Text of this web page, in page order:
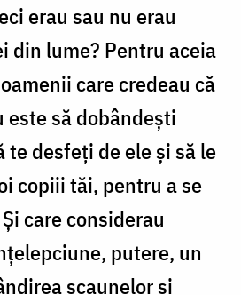
erau sau nu erau
din lume? Pentru aceia
care credeau că
este să dobândești
desfeți de ele și să le
copiii tăi, pentru a se
care considerau
putere, un
scaunelor și